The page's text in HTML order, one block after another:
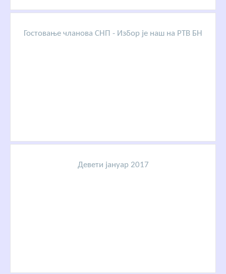
Гостовање чланова СНП - Избор је наш на РТВ БН
Девети јануар 2017